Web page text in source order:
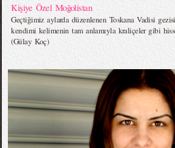
Kişiye Özel Moğolistan
Geçtiğimiz aylarda düzenlenen Toskana Vadisi
kendimi kelimenin tam anlamıyla kraliçeler gibi
(Gülay Koç)